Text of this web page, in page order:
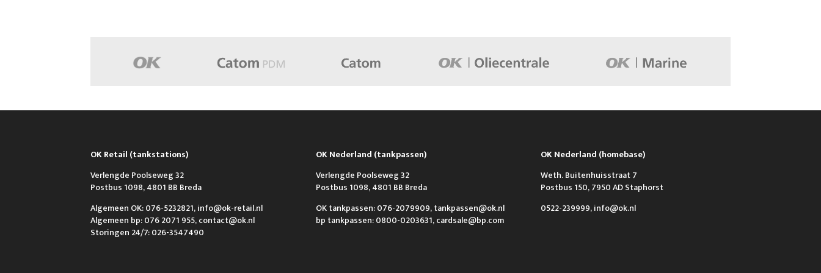
OK Retail (tankstations)
Verlengde Poolseweg 32
Postbus 1098, 4801 BB Breda
Algemeen OK: 076-5232821, info@ok-retail.nl
Algemeen bp: 076 2071 955, contact@ok.nl
Storingen 24/7: 026-3547490
OK Nederland (tankpassen)
Verlengde Poolseweg 32
Postbus 1098, 4801 BB Breda
OK tankpassen: 076-2079909, tankpassen@ok.nl
bp tankpassen: 0800-0203631, cardsale@bp.com
OK Nederland (homebase)
Weth. Buitenhuisstraat 7
Postbus 150, 7950 AD Staphorst
0522-239999, info@ok.nl